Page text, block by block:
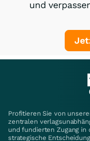
und
Profitieren Sie von
zentralen
und fundierten Zugang
strategische